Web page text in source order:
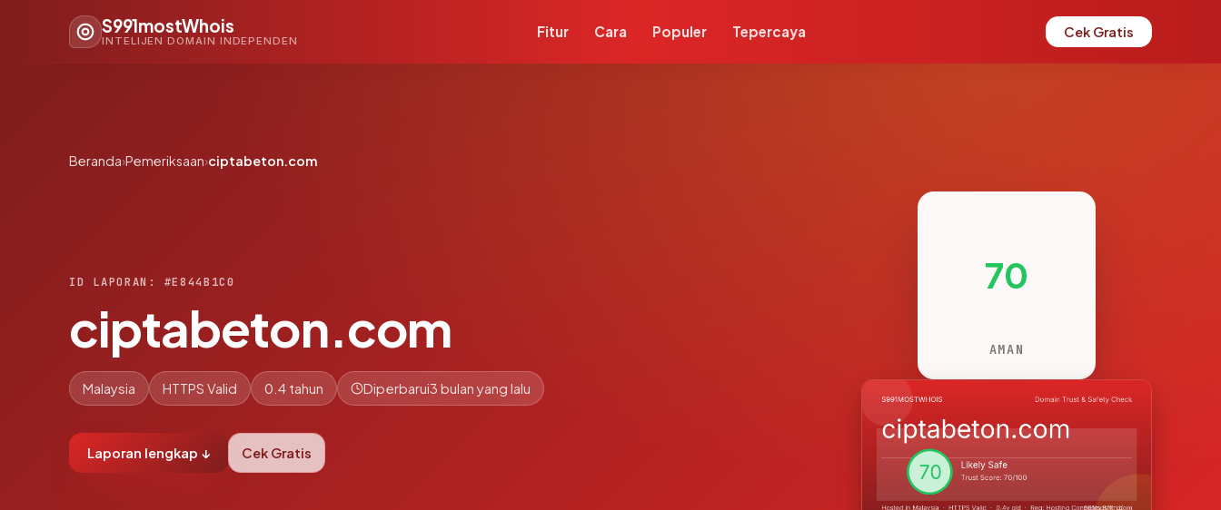
S991mostWhois
INTELIJEN DOMAIN INDEPENDEN
Fitur Cara Populer Tepercaya Cek Gratis
Beranda›Pemeriksaan›ciptabeton.com
ID LAPORAN: #E844B1C0
ciptabeton.com
Malaysia HTTPS Valid 0.4 tahun Diperbarui3 bulan yang lalu
Laporan lengkap ↓ Cek Gratis
70
AMAN